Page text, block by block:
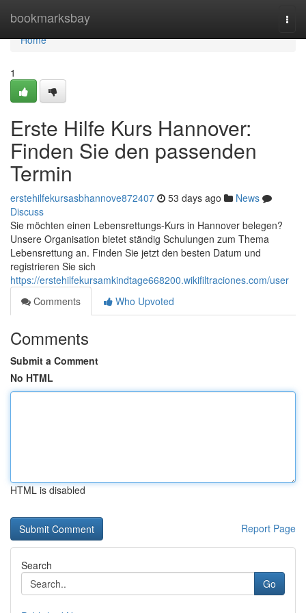
bookmarksbay
Home
Home
1
Erste Hilfe Kurs Hannover:
Finden Sie den passenden
Termin
erstehilfekursasbhannove872407 53 days ago
News
Discuss
Sie möchten einen Lebensrettungs-Kurs in Hannover belegen?
Unsere Organisation bietet ständig Schulungen zum Thema
Lebensrettung an. Finden Sie jetzt den besten Datum und
registrieren Sie sich
https://erstehilfekursamkindtage668200.wikifiltraciones.com/user
Comments
Who Upvoted
Comments
Submit a Comment
No HTML
HTML is disabled
Report Page
Search
Go